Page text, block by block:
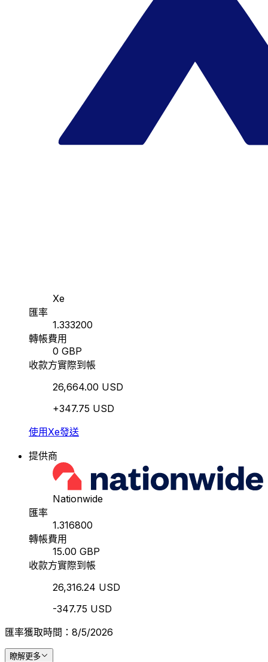
Xe
匯率
1.333200
轉帳費用
0 GBP
收款方實際到帳
26,664.00 USD
+347.75 USD
使用Xe發送
提供商
Nationwide
匯率
1.316800
轉帳費用
15.00 GBP
收款方實際到帳
26,316.24 USD
-347.75 USD
匯率獲取時間：8/5/2026
瞭解更多